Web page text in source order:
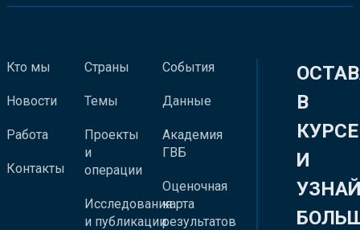
Кто мы
Новости
Работа
Контакты
Страны
Темы
Проекты
и
операции
Исследования
и публикации
События
Данные
Академия
ГВБ
Оценочная
карта
результатов
В
КУРСЕ
И